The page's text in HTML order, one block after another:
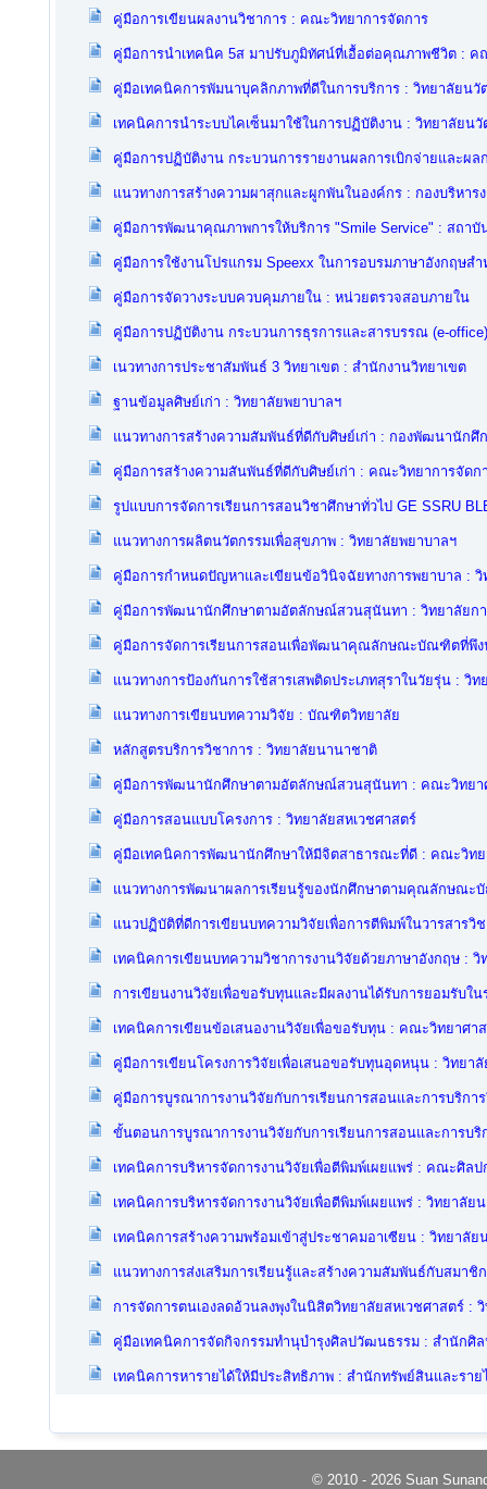
คู่มือการเขียนผลงานวิชาการ : คณะวิทยาการจัดการ
คู่มือการนำเทคนิค 5ส มาปรับภูมิทัศน์ที่เอื้อต่อคุณภาพชีวิต : ค
คู่มือเทคนิคการพัมนาบุคลิกภาพที่ดีในการบริการ : วิทยาลัยนวั
เทคนิคการนำระบบไคเซ็นมาใช้ในการปฏิบัติงาน : วิทยาลัยน
คู่มือการปฏิบัติงาน กระบวนการรายงานผลการเบิกจ่ายและผ
แนวทางการสร้างความผาสุกและผูกพันในองค์กร : กองบริหาร
คู่มือการพัฒนาคุณภาพการให้บริการ "Smile Service" : สถา
คู่มือการใช้งานโปรแกรม Speexx ในการอบรมภาษาอังกฤษส
คู่มือการจัดวางระบบควบคุมภายใน : หน่วยตรวจสอบภายใน
คู่มือการปฏิบัติงาน กระบวนการธุรการและสารบรรณ (e-
เนวทางการประชาสัมพันธ์ 3 วิทยาเขต : สำนักงานวิทยาเขต
ฐานข้อมูลศิษย์เก่า : วิทยาลัยพยาบาลฯ
แนวทางการสร้างความสัมพันธ์ที่ดีกับศิษย์เก่า : กองพัฒนานักศึ
คู่มือการสร้างความสันพันธ์ที่ดีกับศิษย์เก่า : คณะวิทยาการจัดก
รูปแบบการจัดการเรียนการสอนวิชาศึกษาทั่วไป GE SSRU
แนวทางการผลิตนวัตกรรมเพื่อสุขภาพ : วิทยาลัยพยาบาลฯ
คู่มือการกำหนดปัญหาและเขียนข้อวินิจฉัยทางการพยาบาล : วิ
คู่มือการพัฒนานักศึกษาตามอัตลักษณ์สวนสุนันทา : วิทยาลัยก
คู่มือการจัดการเรียนการสอนเพื่อพัฒนาคุณลักษณะบัณฑิตที่พึง
แนวทางการป้องกันการใช้สารเสพติดประเภทสุราในวัยรุ่น : วิ
แนวทางการเขียนบทความวิจัย : บัณฑิตวิทยาลัย
หลักสูตรบริการวิชาการ : วิทยาลัยนานาชาติ
คู่มือการพัฒนานักศึกษาตามอัตลักษณ์สวนสุนันทา : คณะวิทยา
คู่มือการสอนแบบโครงการ : วิทยาลัยสหเวชศาสตร์
คู่มือเทคนิคการพัฒนานักศึกษาให้มีจิตสาธารณะที่ดี : คณะวิทย
แนวทางการพัฒนาผลการเรียนรู้ของนักศึกษาตามคุณลักษณะ
แนวปฏิบัติที่ดีการเขียนบทความวิจัยเพื่อการตีพิมพ์ในวารสาร
เทคนิคการเขียนบทความวิชาการงานวิจัยด้วยภาษาอังกฤษ :
การเขียนงานวิจัยเพื่อขอรับทุนและมีผลงานได้รับการยอมรับ
เทคนิคการเขียนข้อเสนองานวิจัยเพื่อขอรับทุน : คณะวิทยาศา
คู่มือการเขียนโครงการวิจัยเพื่อเสนอขอรับทุนอุดหนุน : วิทยา
คู่มือการบูรณาการงานวิจัยกับการเรียนการสอนและการบริก
ขั้นตอนการบูรณาการงานวิจัยกับการเรียนการสอนและการบ
เทคนิคการบริหารจัดการงานวิจัยเพื่อตีพิมพ์เผยแพร่ : คณะศิลป
เทคนิคการบริหารจัดการงานวิจัยเพื่อตีพิมพ์เผยแพร่ : วิทยาลัย
เทคนิคการสร้างความพร้อมเข้าสู่ประชาคมอาเซียน : วิทยาลัย
แนวทางการส่งเสริมการเรียนรู้และสร้างความสัมพันธ์กับสม
การจัดการตนเองลดอ้วนลงพุงในนิสิตวิทยาลัยสหเวชศาสตร์ :
คู่มือเทคนิคการจัดกิจกรรมทำนุบำรุงศิลปวัฒนธรรม : สำนักศิ
เทคนิคการหารายได้ให้มีประสิทธิภาพ : สำนักทรัพย์สินและราย
© 2010 - 2026 Suan